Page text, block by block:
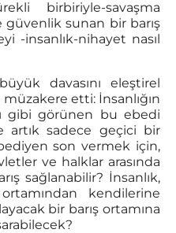
birbiriyle-savaşma
sunan bir barış
-insanlık-nihayet nasıl
davasını eleştirel
etti: İnsanlığın
gibi görünen bu ebedi
artık sadece geçici bir
son vermek için,
ve halklar arasında
sağlanabilir? İnsanlık,
kendilerine
bir barış ortamına